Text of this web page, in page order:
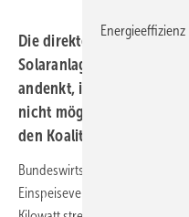
Die direkte Vermarktung
Solaranlagen, wie sie das
andenkt, ist
nicht möglich. Außerdem
den Koalitionsvertrag –
Bundeswirtschaftsministerin
Einspeisevergütung für
Energieeffizienz